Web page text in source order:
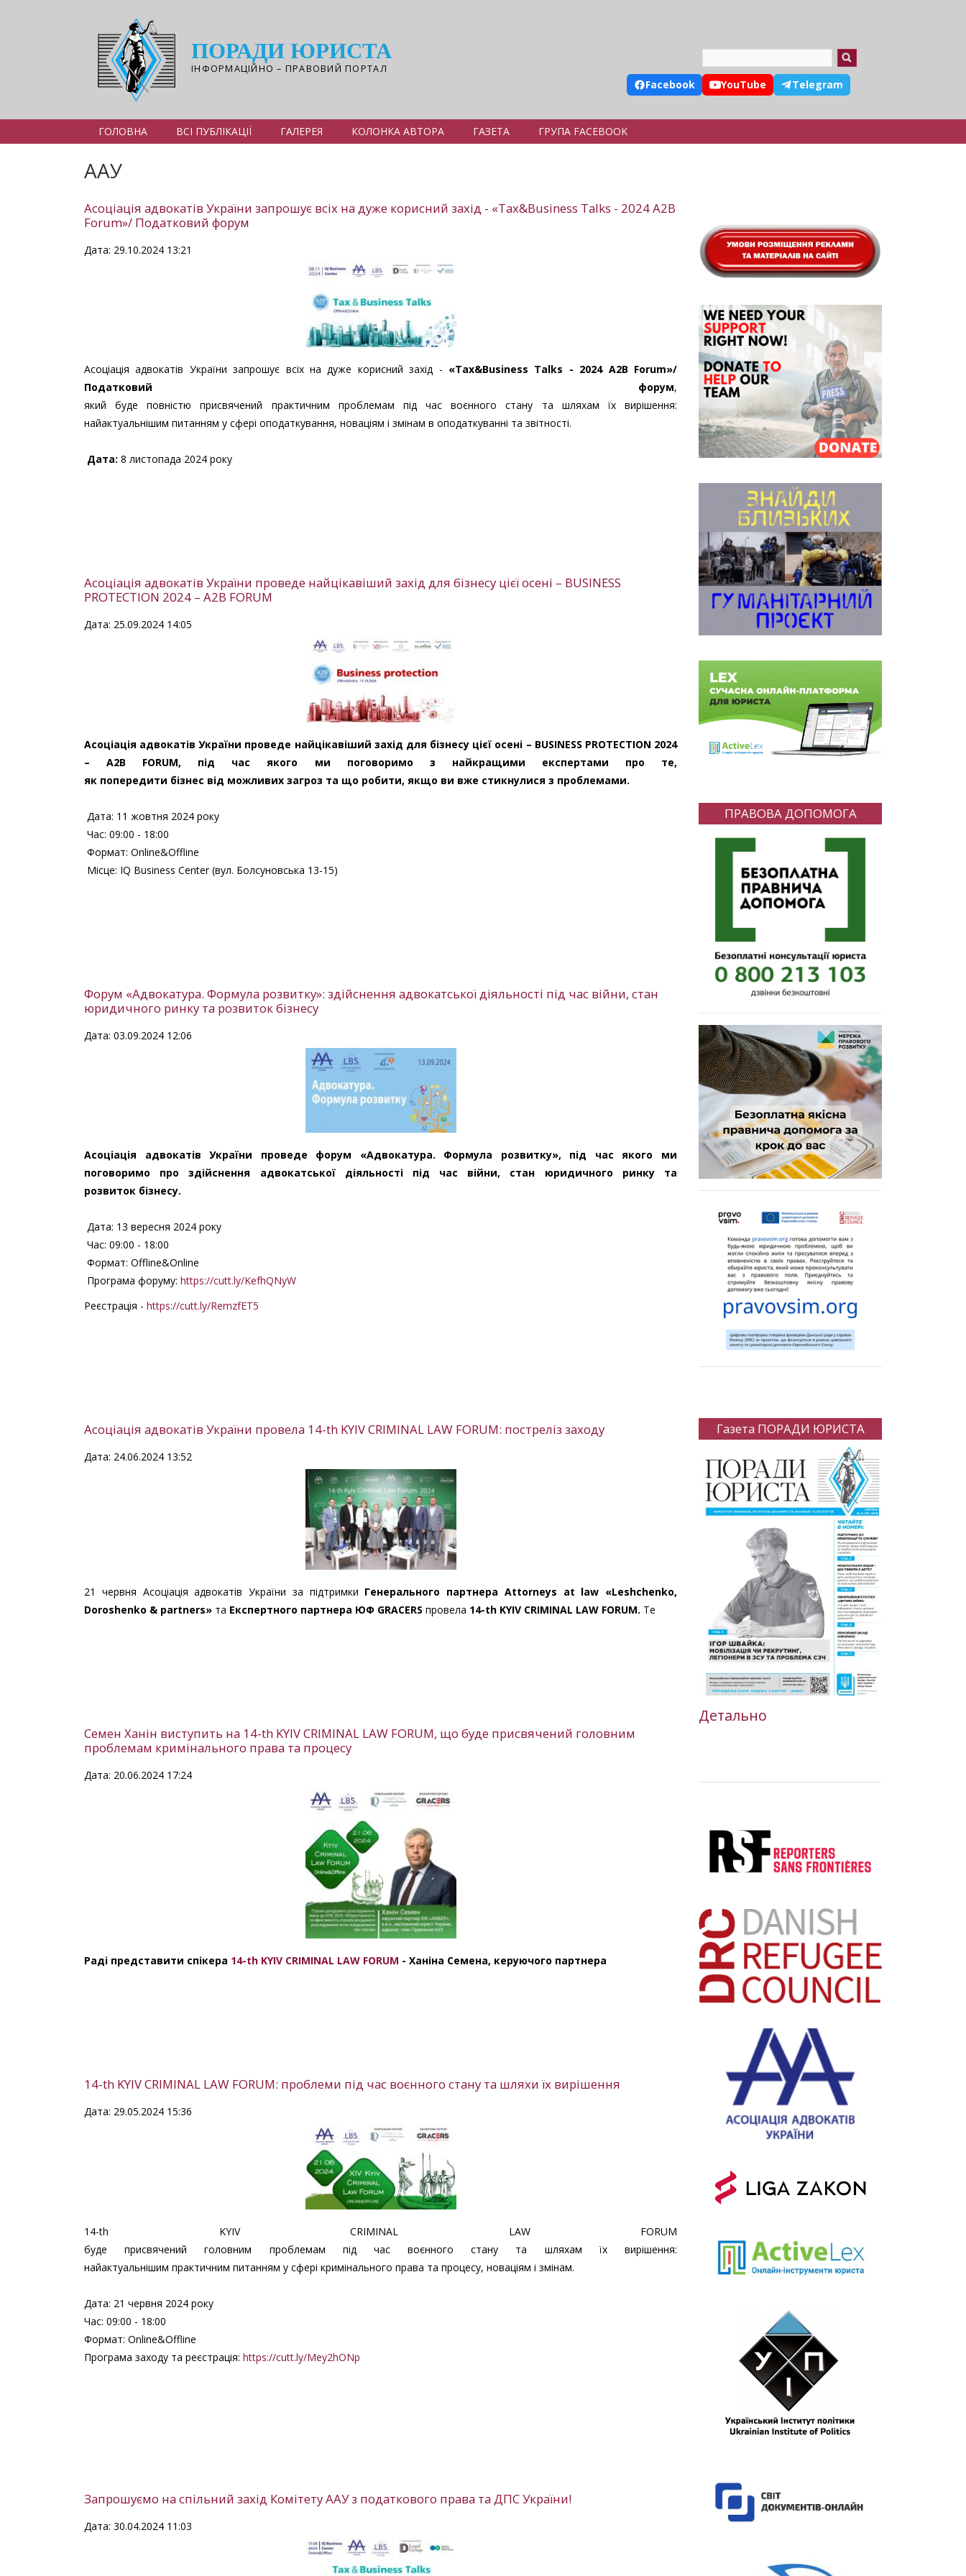
ПОРАДИ ЮРИСТА
ІНФОРМАЦІЙНО – ПРАВОВИЙ ПОРТАЛ
Facebook YouTube Telegram
ГОЛОВНА ВСІ ПУБЛІКАЦІЇ ГАЛЕРЕЯ КОЛОНКА АВТОРА ГАЗЕТА ГРУПА FACEBOOK
ААУ
Асоціація адвокатів України запрошує всіх на дуже корисний захід - «Tax&Business Talks - 2024 A2B
Forum»/ Податковий форум
Дата: 29.10.2024 13:21
Асоціація адвокатів України запрошує всіх на дуже корисний захід - «Tax&Business Talks - 2024 A2B Forum»/
Податковий
форум,
який буде повністю присвячений практичним проблемам під час воєнного стану та шляхам їх вирішення:
найактуальнішим питанням у сфері оподаткування, новаціям і змінам в оподаткуванні та звітності.
Дата: 8 листопада 2024 року
Асоціація адвокатів України проведе найцікавіший захід для бізнесу цієї осені – BUSINESS
PROTECTION 2024 – A2B FORUM
Дата: 25.09.2024 14:05
Асоціація адвокатів України проведе найцікавіший захід для бізнесу цієї осені – BUSINESS PROTECTION 2024
– A2B FORUM, під час якого ми поговоримо з найкращими експертами про те,
як попередити бізнес від можливих загроз та що робити, якщо ви вже стикнулися з проблемами.
Дата: 11 жовтня 2024 року
Час: 09:00 - 18:00
Формат: Online&Offline
Місце: IQ Business Center (вул. Болсуновська 13-15)
Форум «Адвокатура. Формула розвитку»: здійснення адвокатської діяльності під час війни, стан
юридичного ринку та розвиток бізнесу
Дата: 03.09.2024 12:06
Асоціація адвокатів України проведе форум «Адвокатура. Формула розвитку», під час якого ми
поговоримо про здійснення адвокатської діяльності під час війни, стан юридичного ринку та
розвиток бізнесу.
Дата: 13 вересня 2024 року
Час: 09:00 - 18:00
Формат: Offline&Online
Програма форуму: https://cutt.ly/KefhQNyW
Реєстрація - https://cutt.ly/RemzfET5
Асоціація адвокатів України провела 14-th KYIV CRIMINAL LAW FORUM: постреліз заходу
Дата: 24.06.2024 13:52
21 червня Асоціація адвокатів України за підтримки Генерального партнера Attorneys at law «Leshchenko,
Doroshenko & partners» та Експертного партнера ЮФ GRACERS провела 14-th KYIV CRIMINAL LAW FORUM. Те
Семен Ханін виступить на 14-th KYIV CRIMINAL LAW FORUM, що буде присвячений головним
проблемам кримінального права та процесу
Дата: 20.06.2024 17:24
Раді представити спікера 14-th KYIV CRIMINAL LAW FORUM - Ханіна Семена, керуючого партнера
14-th KYIV CRIMINAL LAW FORUM: проблеми під час воєнного стану та шляхи їх вирішення
Дата: 29.05.2024 15:36
14-th KYIV CRIMINAL LAW FORUM
буде присвячений головним проблемам під час воєнного стану та шляхам їх вирішення:
найактуальнішим практичним питанням у сфері кримінального права та процесу, новаціям і змінам.
Дата: 21 червня 2024 року
Час: 09:00 - 18:00
Формат: Online&Offline
Програма заходу та реєстрація: https://cutt.ly/Mey2hONp
Запрошуємо на спільний захід Комітету ААУ з податкового права та ДПС України!
Дата: 30.04.2024 11:03
ПРАВОВА ДОПОМОГА
Газета ПОРАДИ ЮРИСТА
Детально